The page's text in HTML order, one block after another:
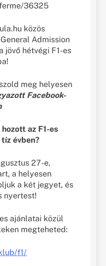
36325
közös
Admission
jövő hétvégi F1-es
meg helyesen
Facebook-
az F1-es
évben?
27-e,
a helyesen
a két jegyet, és
nyertest!
ajánlatai közül
megteheted:
f1/